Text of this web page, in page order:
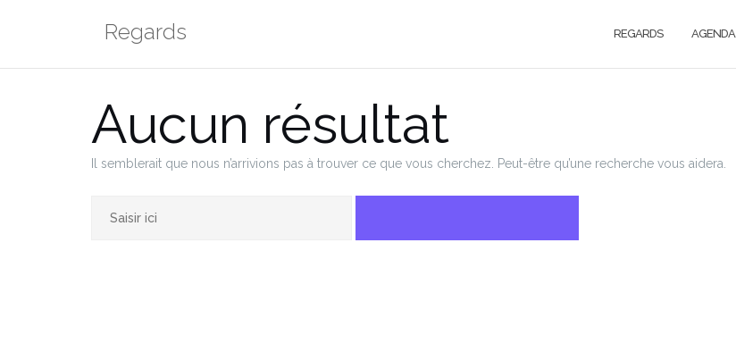
Regards REGARDS AGENDA
Aucun résultat
Il semblerait que nous n’arrivions pas à trouver ce que vous cherchez. Peut-être qu’une recherche vous aidera.
Rechercher :